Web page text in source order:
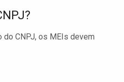
do CNPJ, os MEIs devem